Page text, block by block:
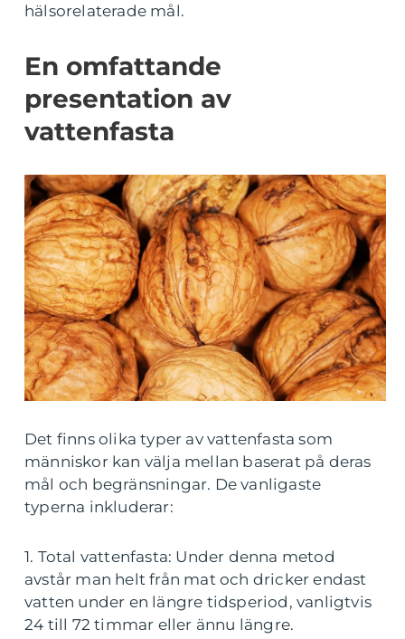
hälsorelaterade mål.
En omfattande
presentation av
vattenfasta
Det finns olika typer av vattenfasta som
människor kan välja mellan baserat på deras
mål och begränsningar. De vanligaste
typerna inkluderar:
1. Total vattenfasta: Under denna metod
avstår man helt från mat och dricker endast
vatten under en längre tidsperiod, vanligtvis
24 till 72 timmar eller ännu längre.